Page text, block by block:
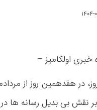
۰۵-۱۷
خبری اولکامیز –
در هفدهمین روز از
نقش بی بدیل رسانه ها